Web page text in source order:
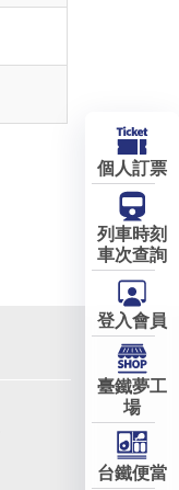
個人訂票
列車時刻
車次查詢
登入會員
臺鐵夢工
場
台鐵便當